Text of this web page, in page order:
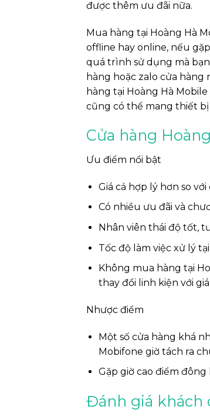
được thêm ưu đãi nữa.
Mua hàng tại Hoàng Hà
offline hay online, nếu
quá trình sử dụng mà
hàng hoặc zalo cửa hàng
hàng tại Hoàng Hà
cũng có thể mang thiết bị
Cửa hàng
Ưu điểm nổi bật
Giá cả hợp lý hơn so
Có nhiều ưu đãi và
Nhân viên thái độ tốt,
Tốc độ làm việc xử lý
Không mua hàng tại
thay đổi linh kiện với
Nhược điểm
Một số cửa hàng khá
Mobifone giờ tách ra
Gặp giờ cao điểm
Đánh giá khách